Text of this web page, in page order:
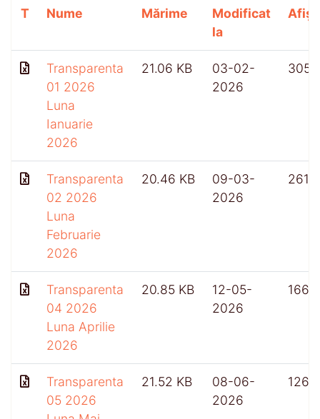
T Nume Mărime
Modificat
la
Transparenta
01 2026
Luna
Ianuarie
2026
21.06 KB
03-02-
2026
305
Transparenta
02 2026
Luna
Februarie
2026
20.46 KB
09-03-
2026
261
Transparenta
04 2026
Luna Aprilie
2026
20.85 KB
12-05-
2026
166
Transparenta
05 2026
21.52 KB
08-06-
2026
126